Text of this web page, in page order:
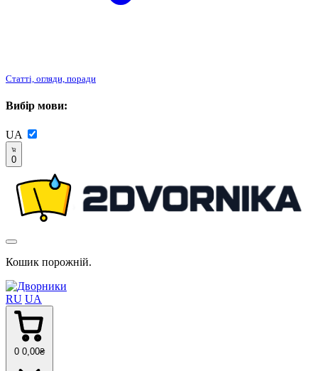
Статті, огляди, поради
Вибір мови:
UA
0
Кошик порожній.
RU UA
0 0 ,00₴